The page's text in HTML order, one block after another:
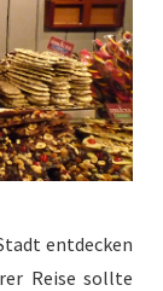
ent­deck­en
Reise sollte